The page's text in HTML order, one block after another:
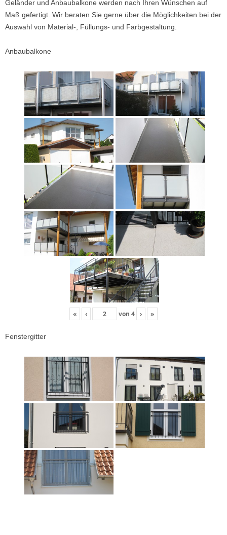
Geländer und Anbaubalkone werden nach Ihren Wünschen auf
Maß gefertigt. Wir beraten Sie gerne über die Möglichkeiten bei der
Auswahl von Material-, Füllungs- und Farbgestaltung.
Anbaubalkone
« ‹ von 4 › »
Fenstergitter